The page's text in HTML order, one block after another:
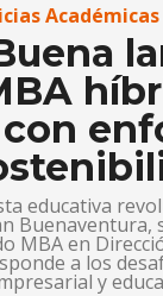
Académicas
educativa
Buenaventura,
MBA en
a los
y